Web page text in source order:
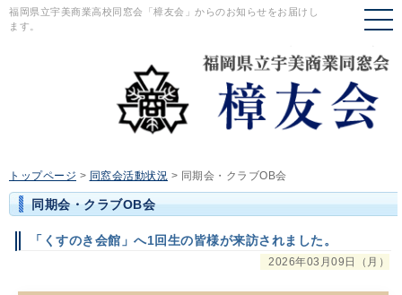
福岡県立宇美商業高校同窓会「樟友会」からのお知らせをお届けし
ます。
トップページ > 同窓会活動状況 > 同期会・クラブOB会
同期会・クラブOB会
「くすのき会館」へ1回生の皆様が来訪されました。
2026年03月09日（月）